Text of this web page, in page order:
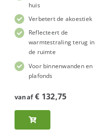
huis
Verbetert de akoestiek
Reflecteert de
warmtestraling terug in
de ruimte
Voor binnenwanden en
plafonds
vanaf € 132,75